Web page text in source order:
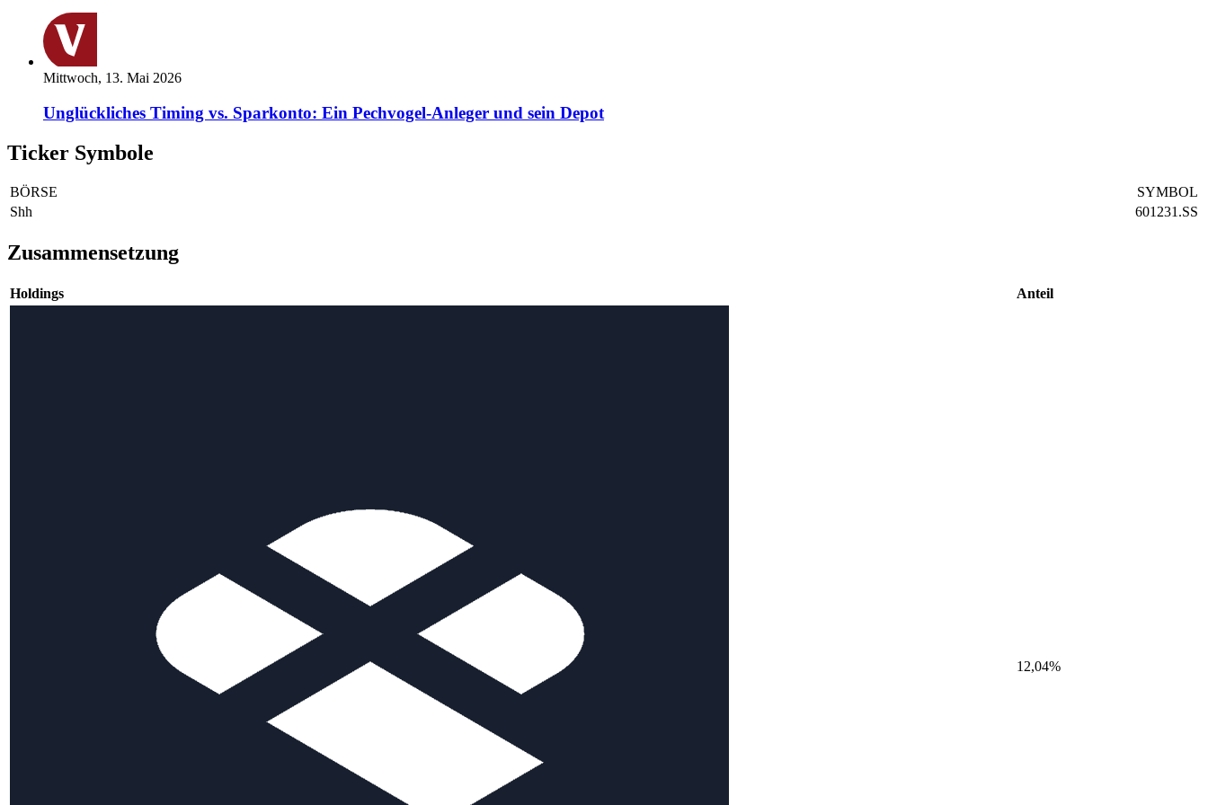
Mittwoch, 13. Mai 2026
Unglückliches Timing vs. Sparkonto: Ein Pechvogel-Anleger und sein Depot
Ticker Symbole
BÖRSE
SYMBOL
Shh
601231.SS
Zusammensetzung
Holdings Anteil
12,04%